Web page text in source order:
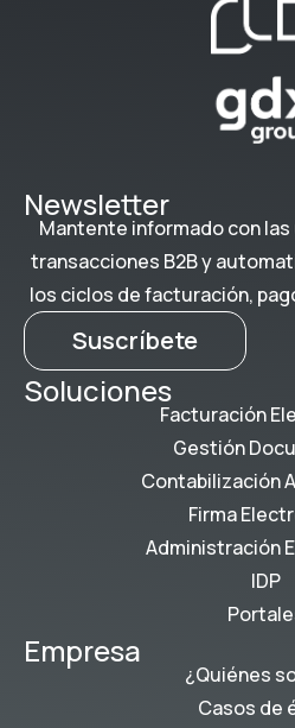
Newsletter
Mantente informado con
transacciones B2B y
los ciclos de facturación,
Suscríbete
Soluciones
Facturación
Gestión
Contabilización
Firma
Administración
IDP
Empresa
¿Quiénes
Casos de